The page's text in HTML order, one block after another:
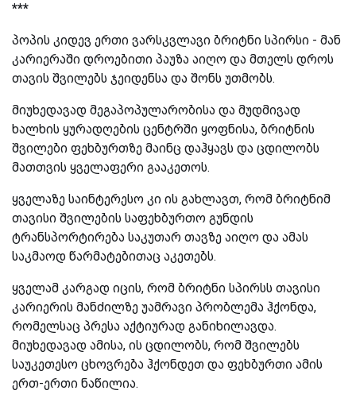
***
პოპის კიდევ ერთი ვარსკვლავი ბრიტნი სპირსი - მან
კარიერაში დროებითი პაუზა აიღო და მთელს დროს
თავის შვილებს ჯეიდენსა და შონს უთმობს.
მიუხედავად მეგაპოპულარობისა და მუდმივად
ხალხის ყურადღების ცენტრში ყოფნისა, ბრიტნის
შვილები ფეხბურთზე მაინც დაჰყავს და ცდილობს
მათთვის ყველაფერი გააკეთოს.
ყველაზე საინტერესო კი ის გახლავთ, რომ ბრიტნიმ
თავისი შვილების საფეხბურთო გუნდის
ტრანსპორტირება საკუთარ თავზე აიღო და ამას
საკმაოდ წარმატებითაც აკეთებს.
ყველამ კარგად იცის, რომ ბრიტნი სპირსს თავისი
კარიერის მანძილზე უამრავი პრობლემა ჰქონდა,
რომელსაც პრესა აქტიურად განიხილავდა.
მიუხედავად ამისა, ის ცდილობს, რომ შვილებს
საუკეთესო ცხოვრება ჰქონდეთ და ფეხბურთი ამის
ერთ-ერთი ნაწილია.